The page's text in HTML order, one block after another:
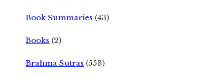
Book Summaries (43)
Books (2)
Brahma Sutras (553)